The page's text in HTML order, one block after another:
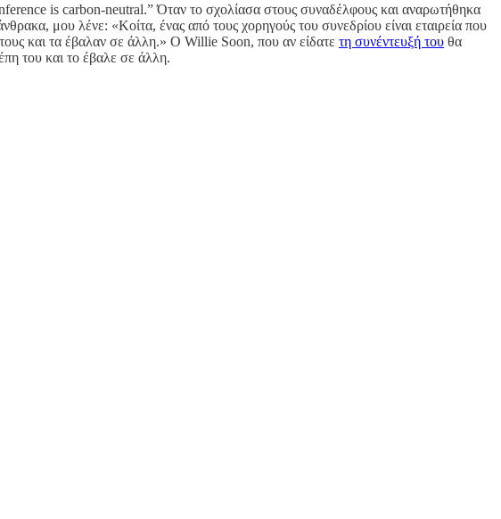
is carbon-neutral.” Όταν το σχολίασα στους συναδέλφους και αναρωτήθηκα
μου λένε: «Κοίτα, ένας από τους χορηγούς του συνεδρίου είναι εταιρεία που
και τα έβαλαν σε άλλη.» Ο Willie Soon, που αν είδατε τη συνέντευξή του θα
του και το έβαλε σε άλλη.